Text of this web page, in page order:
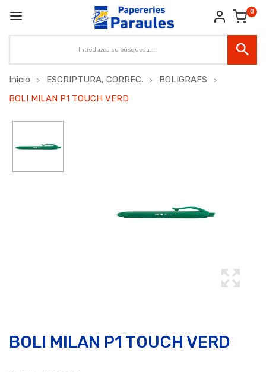
0
Inicio ESCRIPTURA, CORREC.
BOLIGRAFS
BOLI MILAN P1 TOUCH VERD
BOLI MILAN P1 TOUCH VERD